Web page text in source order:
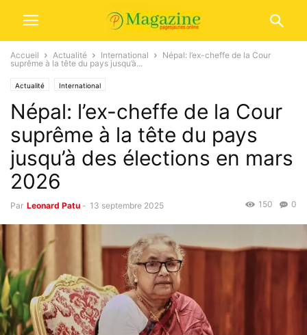
Accueil Actualité International
Népal: l’ex-cheffe de la Cour
suprême à la tête du pays jusqu’à...
Actualité International
Népal: l’ex-cheffe de la Cour
suprême à la tête du pays
jusqu’à des élections en mars
2026
Par Leonard Patu - 13 septembre 2025 0
150